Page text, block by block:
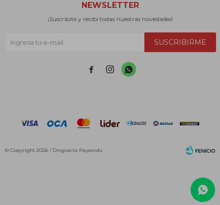
NEWSLETTER
¡Suscribite y recibí todas nuestras novedades!
SUSCRIBIRME
  
© Copyright 2026 / Droguería Paysandú